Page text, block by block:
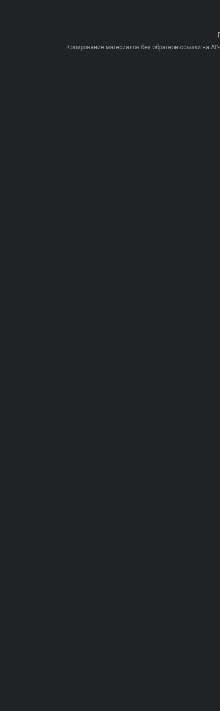
Копирование материалов без обратной ссылки на